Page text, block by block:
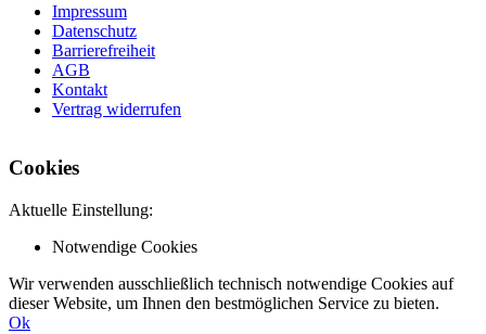
Impressum
Datenschutz
Barrierefreiheit
AGB
Kontakt
Vertrag widerrufen
Cookies
Aktuelle Einstellung:
Notwendige Cookies
Wir verwenden ausschließlich technisch notwendige Cookies auf
dieser Website, um Ihnen den bestmöglichen Service zu bieten.
Ok